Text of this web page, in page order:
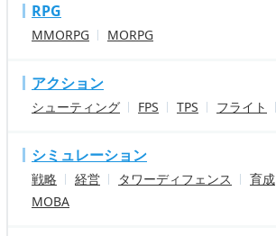
RPG
MMORPG MORPG
アクション
シューティング FPS TPS フライト
シミュレーション
戦略 経営 タワーディフェンス 育成
MOBA